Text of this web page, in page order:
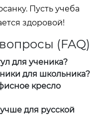
Пусть учеба
здоровой!
(FAQ)
для ученика?
для школьника?
кресло
для русской